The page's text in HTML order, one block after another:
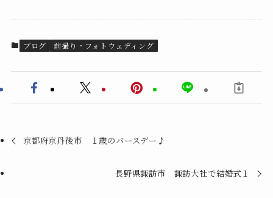
ブログ 前撮り・フォトウェディング
京都府京丹後市 １歳のバースデー♪
長野県諏訪市 諏訪大社で結婚式１